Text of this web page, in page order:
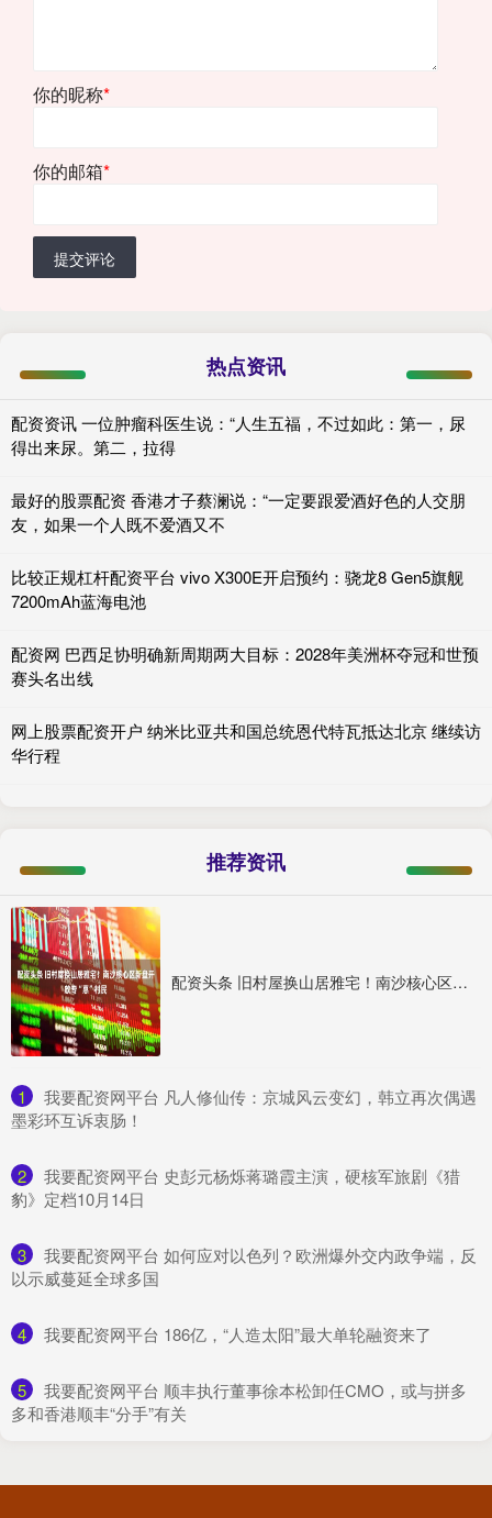
你的昵称*
你的邮箱*
提交评论
热点资讯
配资资讯 一位肿瘤科医生说：“人生五福，不过如此：第一，尿
得出来尿。第二，拉得
最好的股票配资 香港才子蔡澜说：“一定要跟爱酒好色的人交朋
友，如果一个人既不爱酒又不
比较正规杠杆配资平台 vivo X300E开启预约：骁龙8 Gen5旗舰
7200mAh蓝海电池
配资网 巴西足协明确新周期两大目标：2028年美洲杯夺冠和世预
赛头名出线
网上股票配资开户 纳米比亚共和国总统恩代特瓦抵达北京 继续访
华行程
推荐资讯
配资头条 旧村屋换山居雅宅！南沙核心区新盘开放专“惠”村民
1
​我要配资网平台 凡人修仙传：京城风云变幻，韩立再次偶遇
墨彩环互诉衷肠！
2
​我要配资网平台 史彭元杨烁蒋璐霞主演，硬核军旅剧《猎
豹》定档10月14日
3
​我要配资网平台 如何应对以色列？欧洲爆外交内政争端，反
以示威蔓延全球多国
4 ​我要配资网平台 186亿，“人造太阳”最大单轮融资来了
5
​我要配资网平台 顺丰执行董事徐本松卸任CMO，或与拼多
多和香港顺丰“分手”有关